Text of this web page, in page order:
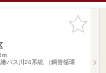
お気に入
りに追加
バス川24系統 （鋼管循環